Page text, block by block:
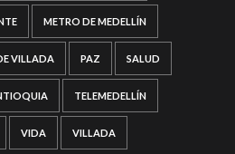
METRO DE MEDELLÍN
VILLADA PAZ SALUD
TELEMEDELLÍN
VIDA VILLADA